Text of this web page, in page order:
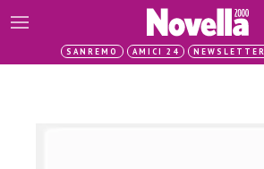
SANREMO AMICI 24 NEWSLETTER